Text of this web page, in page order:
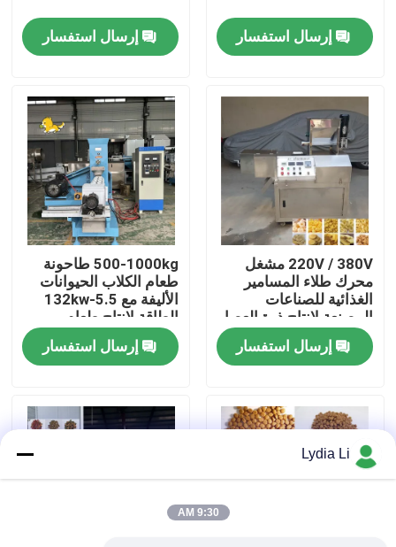
منزل
عرض الواقع الافتراضي
حول بنا
جولة في المعمل
ضبط الجودة
اتصل بنا
طلب اقتباس
آلة مطحنة الحبيبات
إرسال استفسار إرسال استفسار
220V / 380V مشغل
محرك طلاء المسامير
الغذائية للصناعات
المصنعة لإنتاج ذرة العصا
إرسال استفسار
500-1000kg طاحونة
طعام الكلاب الحيوانات
الأليفة مع 5.5-132kw
الطاقة لإنتاج طعام
الحيوانات الأليفة
إرسال استفسار
Lydia Li
9:30 AM